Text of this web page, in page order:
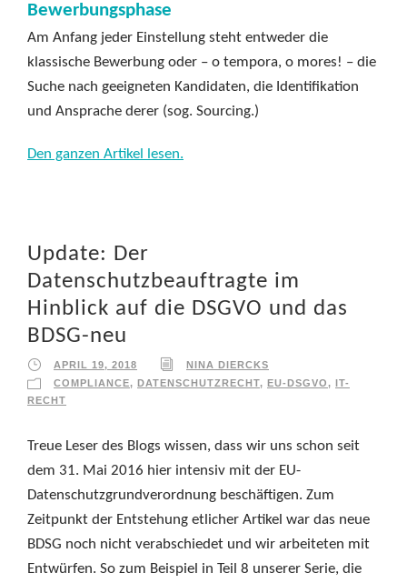
Bewerbungsphase
Am Anfang jeder Einstellung steht entweder die
klassische Bewerbung oder – o tempora, o mores! – die
Suche nach geeigneten Kandidaten, die Identifikation
und Ansprache derer (sog. Sourcing.)
Den ganzen Artikel lesen.
Update: Der
Datenschutzbeauftragte im
Hinblick auf die DSGVO und das
BDSG-neu
APRIL 19, 2018
NINA DIERCKS
COMPLIANCE, DATENSCHUTZRECHT, EU-DSGVO,
IT-
RECHT
Treue Leser des Blogs wissen, dass wir uns schon seit
dem 31. Mai 2016 hier intensiv mit der EU-
Datenschutzgrundverordnung beschäftigen. Zum
Zeitpunkt der Entstehung etlicher Artikel war das neue
BDSG noch nicht verabschiedet und wir arbeiteten mit
Entwürfen. So zum Beispiel in Teil 8 unserer Serie, die